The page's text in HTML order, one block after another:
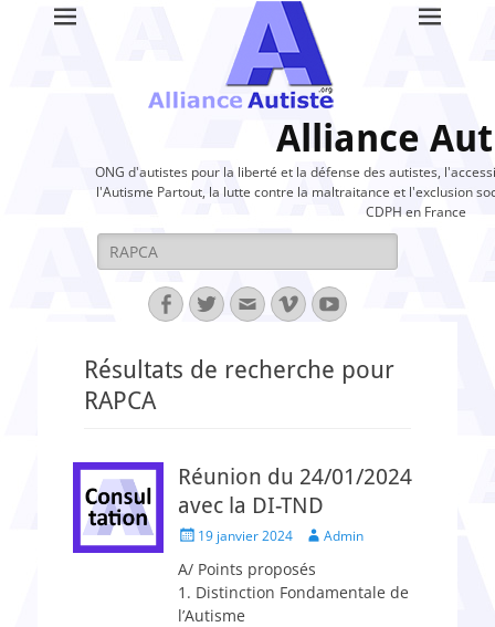
Alliance
ONG d'autistes pour la liberté et la défense des autistes,
l'Autisme Partout, la lutte contre la maltraitance et l'exclusion
CDPH en France
Rechercher :
Facebook
TwitterAdresse
de
VimeoYouTube
Résultats de recherche pour
RAPCA
Réunion du 24/01/2024
avec la DI-TND
Posted19 janvier 2024 Author
Admin
A/ Points proposés
1. Distinction Fondamentale de
l’Autisme